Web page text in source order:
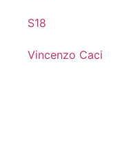
S18
Vincenzo Caci